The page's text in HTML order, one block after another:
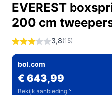
EVEREST
200 cm
3,8(15)
bol.com
€ 643,99
Bekijk aanbieding